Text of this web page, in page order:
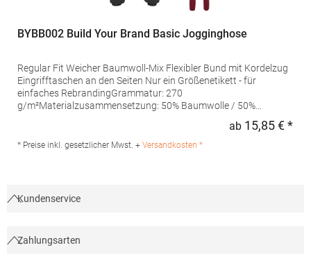
BYBB002 Build Your Brand Basic Jogginghose
Regular Fit Weicher Baumwoll-Mix Flexibler Bund mit Kordelzug
Eingrifftaschen an den Seiten Nur ein Größenetikett - für
einfaches RebrandingGrammatur: 270
g/m²Materialzusammensetzung: 50% Baumwolle / 50%
BB002Hersteller: TB International GmbH Dr.-Robert-Murjahn-Str.
7 64372 Ober-Ramstadt Deutschland E-Mail: info@tbint.de
ab 15,85 € *
* Preise inkl. gesetzlicher Mwst. + Versandkosten *
Kundenservice
Zahlungsarten